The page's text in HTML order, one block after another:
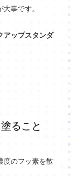
事です。
アップスタンダ
ること
度のフッ素を散